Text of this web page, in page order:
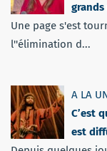
grands
Une page s'est
l''élimination d...
A LA
C’est
est